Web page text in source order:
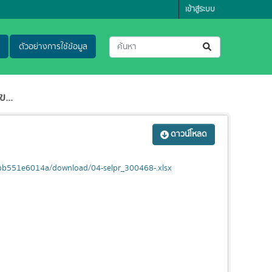
เข้าสู่ระบบ
ตัวอย่างการใช้ข้อมูล
...
ดาวน์โหลด
download/04-selpr_300468-.xlsx